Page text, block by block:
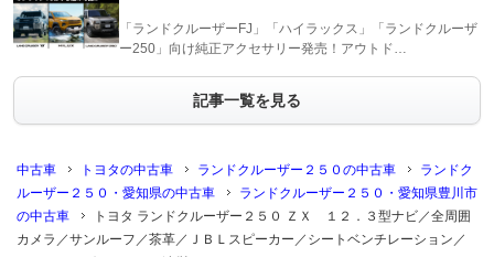
「ランドクルーザーFJ」「ハイラックス」「ランドクルーザ
ー250」向け純正アクセサリー発売！アウトド…
記事一覧を見る
中古車 トヨタの中古車 ランドクルーザー２５０の中古車
ランドク
ルーザー２５０・愛知県の中古車
ランドクルーザー２５０・愛知県豊川市
の中古車
トヨタ ランドクルーザー２５０ ＺＸ １２．３型ナビ／全周囲
カメラ／サンルーフ／茶革／ＪＢＬスピーカー／シートベンチレーション／